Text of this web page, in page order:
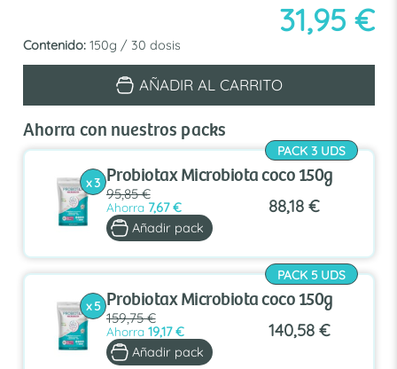
31,95 €
Contenido: 150g / 30 dosis
coco
150g
cantidad
AÑADIR AL CARRITO
Ahorra con nuestros packs
PACK 3 UDS
x 3 Probiotax Microbiota coco 150g
95,85 €
Ahorra 7,67 € 88,18 €
Añadir pack
PACK 5 UDS
x 5 Probiotax Microbiota coco 150g
159,75 €
Ahorra 19,17 € 140,58 €
Añadir pack